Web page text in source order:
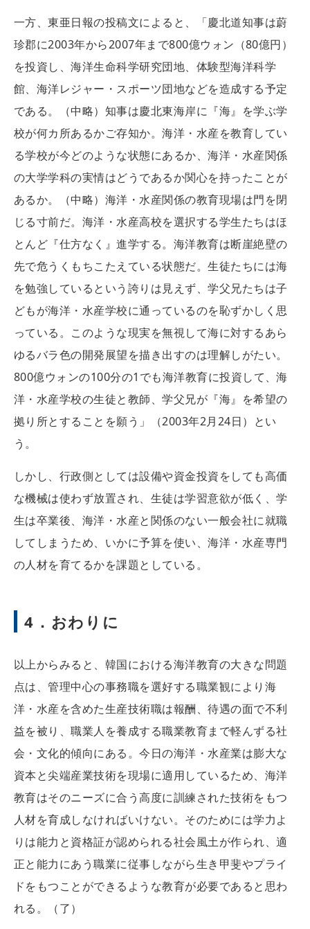
一方、東亜日報の投稿文によると、「慶北道知事は蔚
珍郡に2003年から2007年まで800億ウォン（80億円）
を投資し、海洋生命科学研究団地、体験型海洋科学
館、海洋レジャー・スポーツ団地などを造成する予定
である。（中略）知事は慶北東海岸に『海』を学ぶ学
校が何カ所あるかご存知か。海洋・水産を教育してい
る学校が今どのような状態にあるか、海洋・水産関係
の大学学科の実情はどうであるか関心を持ったことが
あるか。（中略）海洋・水産関係の教育現場は門を閉
じる寸前だ。海洋・水産高校を選択する学生たちはほ
とんど『仕方なく』進学する。海洋教育は断崖絶壁の
先で危うくもちこたえている状態だ。生徒たちには海
を勉強しているという誇りは見えず、学父兄たちは子
どもが海洋・水産学校に通っているのを恥ずかしく思
っている。このような現実を無視して海に対するあら
ゆるバラ色の開発展望を描き出すのは理解しがたい。
800億ウォンの100分の1でも海洋教育に投資して、海
洋・水産学校の生徒と教師、学父兄が『海』を希望の
拠り所とすることを願う」（2003年2月24日）とい
う。
しかし、行政側としては設備や資金投資をしても高価
な機械は使わず放置され、生徒は学習意欲が低く、学
生は卒業後、海洋・水産と関係のない一般会社に就職
してしまうため、いかに予算を使い、海洋・水産専門
の人材を育てるかを課題としている。
4．おわりに
以上からみると、韓国における海洋教育の大きな問題
点は、管理中心の事務職を選好する職業観により海
洋・水産を含めた生産技術職は報酬、待遇の面で不利
益を被り、職業人を養成する職業教育まで軽んずる社
会・文化的傾向にある。今日の海洋・水産業は膨大な
資本と尖端産業技術を現場に適用しているため、海洋
教育はそのニーズに合う高度に訓練された技術をもつ
人材を育成しなければいけない。そのためには学力よ
りは能力と資格証が認められる社会風土が作られ、適
正と能力にあう職業に従事しながら生き甲斐やプライ
ドをもつことができるような教育が必要であると思わ
れる。（了）